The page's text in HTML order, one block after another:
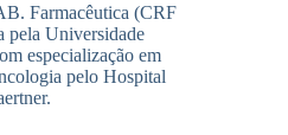
Farmacêutica (CRF
pela Universidade
especialização em
pelo Hospital